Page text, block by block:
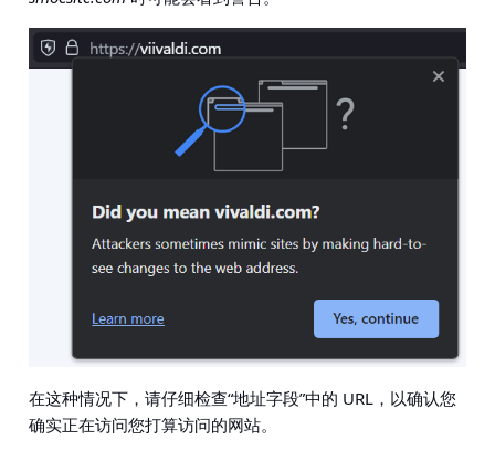
在这种情况下，请仔细检查“地址字段”中的 URL，以确认您
确实正在访问您打算访问的网站。